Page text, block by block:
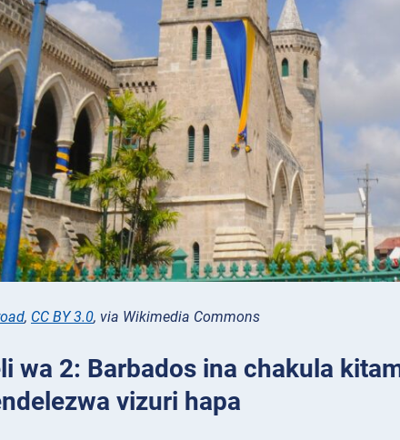
, CC BY 3.0, via Wikimedia Commons
wa 2: Barbados ina chakula
vizuri hapa